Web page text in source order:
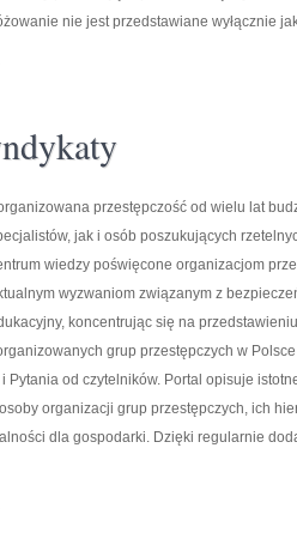
nie jest przedstawiane wyłącznie
przestępczość od wielu lat
jak i osób poszukujących
wiedzy poświęcone organizacjom
wyzwaniom związanym z
koncentrując się na
grup przestępczych w
Pytania od czytelników. Portal opisuje
organizacji grup przestępczych, ich
dla gospodarki. Dzięki regularnie